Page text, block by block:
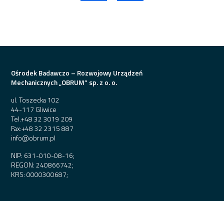
Ośrodek Badawczo – Rozwojowy Urządzeń
Mechanicznych „OBRUM” sp. z o. o.
ul. Toszecka 102
44-117 Gliwice
Tel.+48 32 3019 209
Fax:+48 32 2315 887
info@obrum.pl
NIP: 631-010-08-16;
REGON: 240866742;
KRS: 0000300687;